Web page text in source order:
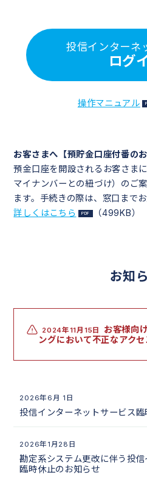
投信インターネ
ログ
操作マニュアル
お客さまへ【預貯金口座付番のお
預金口座を開設されるお客さま
マイナンバーとの紐づけ）のご
ます。手続きの際は、窓口まで
詳しくはこちら
（499KB）
お知
2024年11月15日
お客様向
ングにおいて不正なアク
2026年6月 1日
投信インターネットサービス
2026年1月28日
勘定系システム更改に伴う投
臨時休止のお知らせ